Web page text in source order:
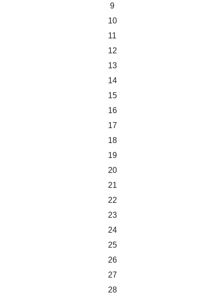
9
10
11
12
13
14
15
16
17
18
19
20
21
22
23
24
25
26
27
28